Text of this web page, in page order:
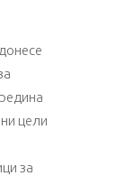
цели
за